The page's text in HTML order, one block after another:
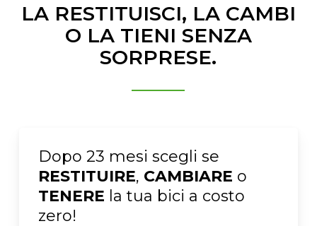
LA RESTITUISCI, LA CAMBI
O LA TIENI SENZA
SORPRESE.
Dopo 23 mesi scegli se
RESTITUIRE, CAMBIARE o
TENERE la tua bici a costo
zero!